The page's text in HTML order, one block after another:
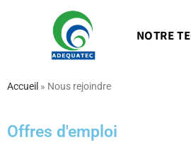
NOTRE
Accueil » Nous rejoindre
Offres d'emploi